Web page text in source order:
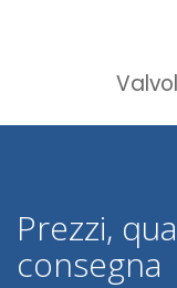
Prezzi,
consegna